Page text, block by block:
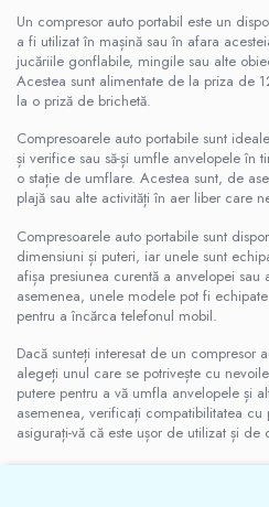
Un compresor auto portabil este un
a fi utilizat în mașină sau în afara
jucăriile gonflabile, mingile sau alte
Acestea sunt alimentate de la priza de
la o priză de brichetă.
Compresoarele auto portabile sunt
și verifice sau să-și umfle anvelopele în
o stație de umflare. Acestea sunt, de
plajă sau alte activități în aer liber care
Compresoarele auto portabile sunt
dimensiuni și puteri, iar unele sunt
afișa presiunea curentă a anvelopei
asemenea, unele modele pot fi
pentru a încărca telefonul mobil.
Dacă sunteți interesat de un compresor
alegeți unul care se potrivește cu
putere pentru a vă umfla anvelopele și
asemenea, verificați compatibilitatea
asigurați-vă că este ușor de utilizat și de